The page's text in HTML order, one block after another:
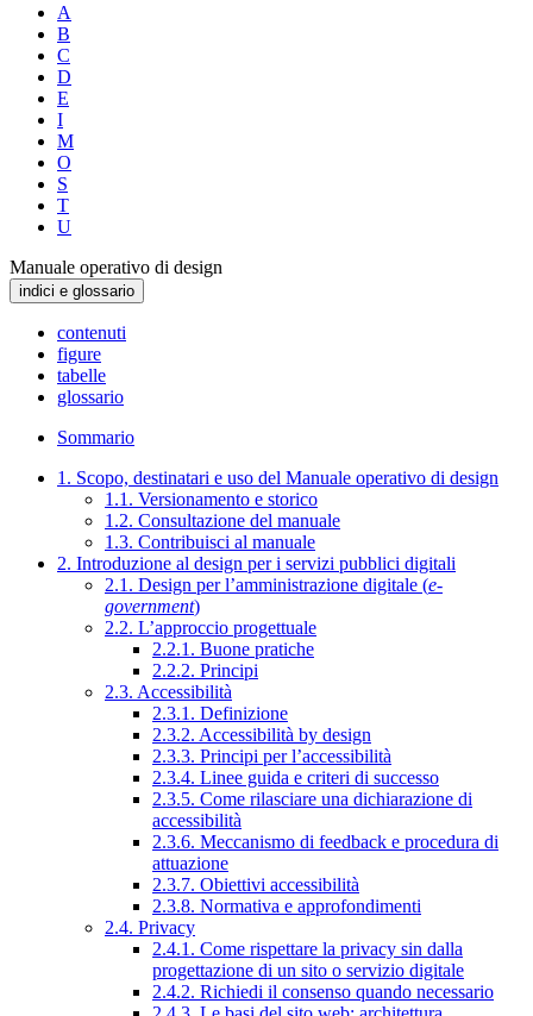
A
B
C
D
E
I
M
O
S
T
U
Manuale operativo di design
indici e glossario
contenuti
figure
tabelle
glossario
Sommario
1. Scopo, destinatari e uso del Manuale operativo di design
1.1. Versionamento e storico
1.2. Consultazione del manuale
1.3. Contribuisci al manuale
2. Introduzione al design per i servizi pubblici digitali
2.1. Design per l’amministrazione digitale (e-
government)
2.2. L’approccio progettuale
2.2.1. Buone pratiche
2.2.2. Principi
2.3. Accessibilità
2.3.1. Definizione
2.3.2. Accessibilità by design
2.3.3. Principi per l’accessibilità
2.3.4. Linee guida e criteri di successo
2.3.5. Come rilasciare una dichiarazione di
accessibilità
2.3.6. Meccanismo di feedback e procedura di
attuazione
2.3.7. Obiettivi accessibilità
2.3.8. Normativa e approfondimenti
2.4. Privacy
2.4.1. Come rispettare la privacy sin dalla
progettazione di un sito o servizio digitale
2.4.2. Richiedi il consenso quando necessario